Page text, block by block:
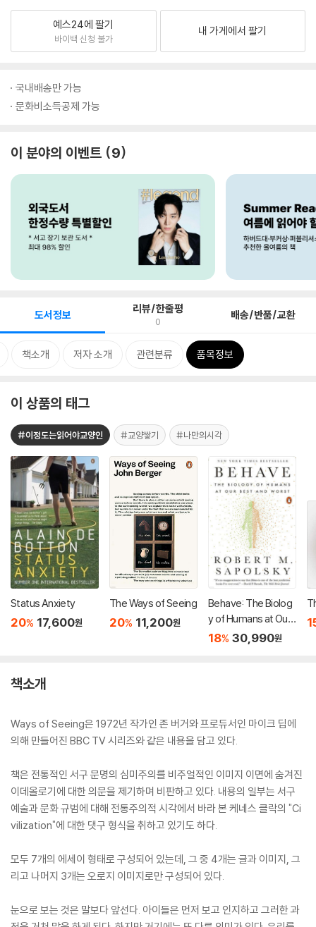
예스24에 팔기
바이백 신청 불가
내 가게에서 팔기
국내배송만 가능
문화비소득공제 가능
이 분야의 이벤트 9
도서정보 리뷰/한줄평
0 배송/반품/교환
책소개 저자 소개 관련분류 품목정보
이 상품의 태그
#이정도는읽어야교양인 #교양쌓기 #나만의시각
Status Anxiety
20% 17,600원
The Ways of Seeing
20% 11,200원
Behave: The Biolog
y of Humans at Our
Best and Worst
18% 30,990원
책소개
Ways of Seeing은 1972년 작가인 존 버거와 프로듀서인 마이크 딥에
의해 만들어진 BBC TV 시리즈와 같은 내용을 담고 있다.
책은 전통적인 서구 문명의 심미주의를 비주얼적인 이미지 이면에 숨겨진
이데올로기에 대한 의문을 제기하며 비판하고 있다. 내용의 일부는 서구
예술과 문화 규범에 대해 전통주의적 시각에서 바라 본 케네스 클락의 "Ci
vilization"에 대한 댓구 형식을 취하고 있기도 하다.
모두 7개의 에세이 형태로 구성되어 있는데, 그 중 4개는 글과 이미지, 그
리고 나머지 3개는 오로지 이미지로만 구성되어 있다.
눈으로 보는 것은 말보다 앞선다. 아이들은 먼저 보고 인지하고 그러한 과